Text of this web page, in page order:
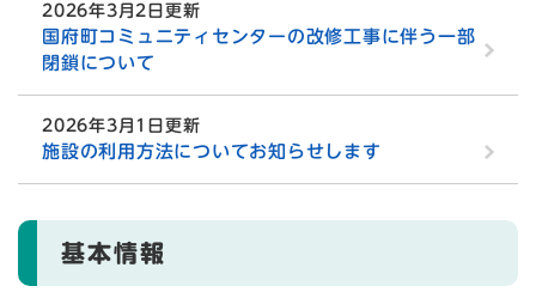
2026年3月2日更新
国府町コミュニティセンターの改修工事に伴う一部
閉鎖について
2026年3月1日更新
施設の利用方法についてお知らせします
基本情報